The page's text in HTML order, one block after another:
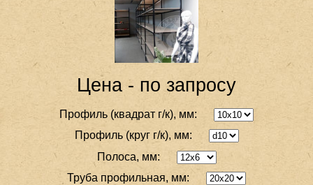
Цена - по запросу
Профиль (квадрат г/к), мм:
Профиль (круг г/к), мм:
Полоса, мм:
Труба профильная, мм: